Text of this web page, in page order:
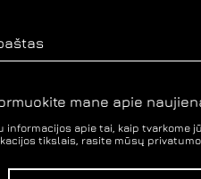
mane apie
informacijos apie tai, kaip tvarkome
tikslais, rasite mūsų